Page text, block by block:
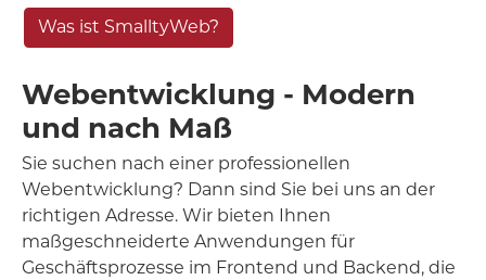
Was ist SmalltyWeb?
Webentwicklung - Modern
und nach Maß
Sie suchen nach einer professionellen
Webentwicklung? Dann sind Sie bei uns an der
richtigen Adresse. Wir bieten Ihnen
maßgeschneiderte Anwendungen für
Geschäftsprozesse im Frontend und Backend, die